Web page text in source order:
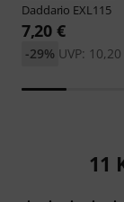
Daddario EXL115
7,20 €
UVP: 10,20
-29%
11